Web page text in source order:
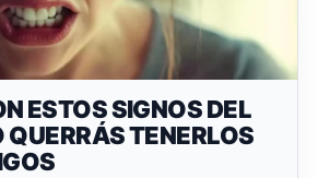
ESTOS SIGNOS DEL
TENERLOS